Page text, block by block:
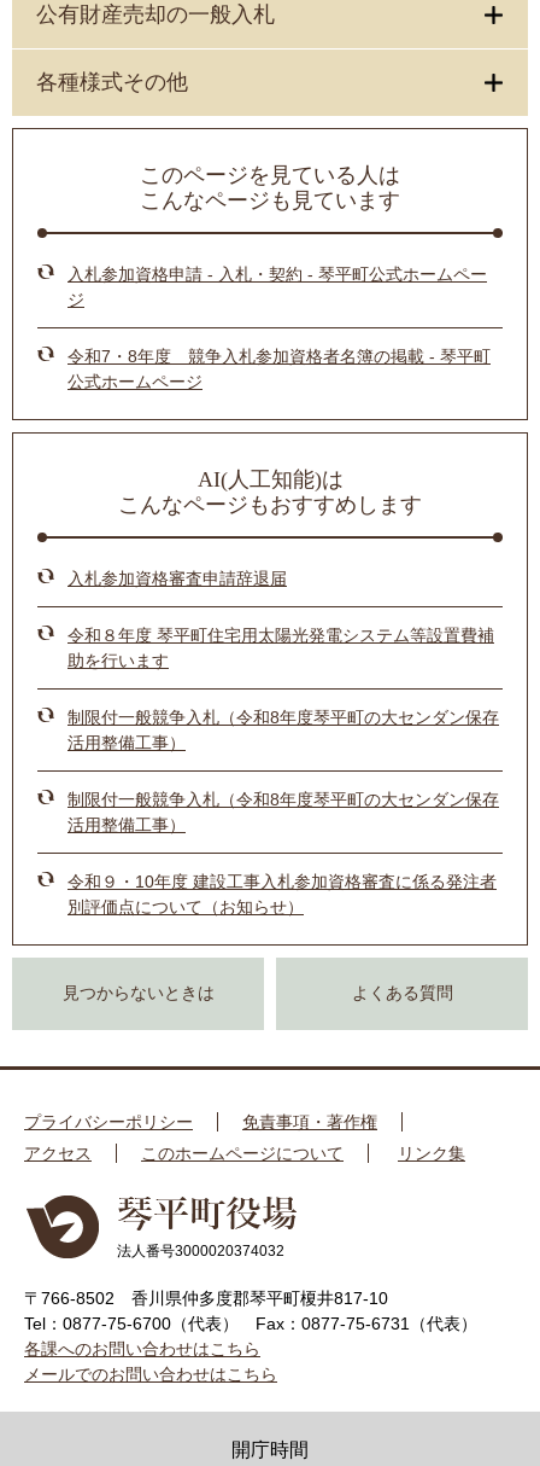
公有財産売却の一般入札
各種様式その他
このページを見ている人は
こんなページも見ています
入札参加資格申請 - 入札・契約 - 琴平町公式ホームペー
ジ
令和7・8年度 競争入札参加資格者名簿の掲載 - 琴平町
公式ホームページ
AI(人工知能)は
こんなページもおすすめします
入札参加資格審査申請辞退届
令和８年度 琴平町住宅用太陽光発電システム等設置費補
助を行います
制限付一般競争入札（令和8年度琴平町の大センダン保存
活用整備工事）
制限付一般競争入札（令和8年度琴平町の大センダン保存
活用整備工事）
令和９・10年度 建設工事入札参加資格審査に係る発注者
別評価点について（お知らせ）
見つからないときは よくある質問
プライバシーポリシー
免責事項・著作権
アクセス
このホームページについて リンク集
法人番号3000020374032
〒766-8502 香川県仲多度郡琴平町榎井817-10
Tel：0877-75-6700（代表）
Fax：0877-75-6731（代表）
各課へのお問い合わせはこちら
メールでのお問い合わせはこちら
開庁時間